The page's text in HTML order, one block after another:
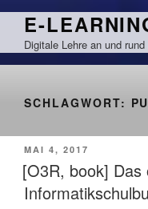
Zum
springen
E-
Digitale Lehre an und
SCHLAGWORT:
VERÖFFENTLICHT
AM
MAI 4, 2017
[O3R, book] Das